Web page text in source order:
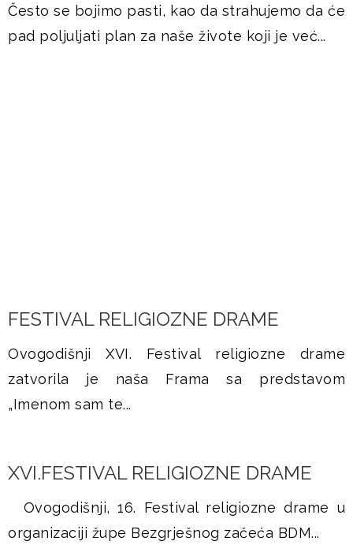
Često se bojimo pasti, kao da strahujemo da će
pad poljuljati plan za naše živote koji je već...
FESTIVAL RELIGIOZNE DRAME
Ovogodišnji XVI. Festival religiozne drame
zatvorila je naša Frama sa predstavom
„Imenom sam te...
XVI.FESTIVAL RELIGIOZNE DRAME
Ovogodišnji, 16. Festival religiozne drame u
organizaciji župe Bezgrješnog začeća BDM...